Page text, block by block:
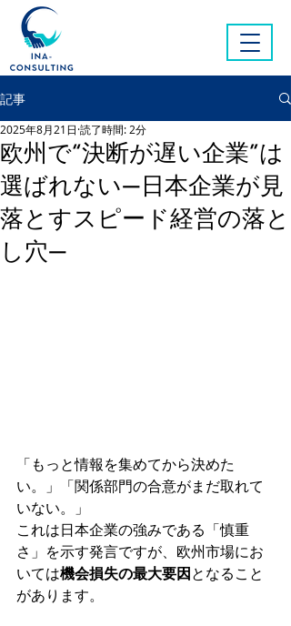
記事
欧州で“決断が遅い企業”は
選ばれない—日本企業が見
落とすスピード経営の落と
し穴—
2025年8月21日 読了時間: 2分
「もっと情報を集めてから決めた
い。」「関係部門の合意がまだ取れて
いない。」
これは日本企業の強みである「慎重
さ」を示す発言ですが、欧州市場にお
いては機会損失の最大要因となること
があります。